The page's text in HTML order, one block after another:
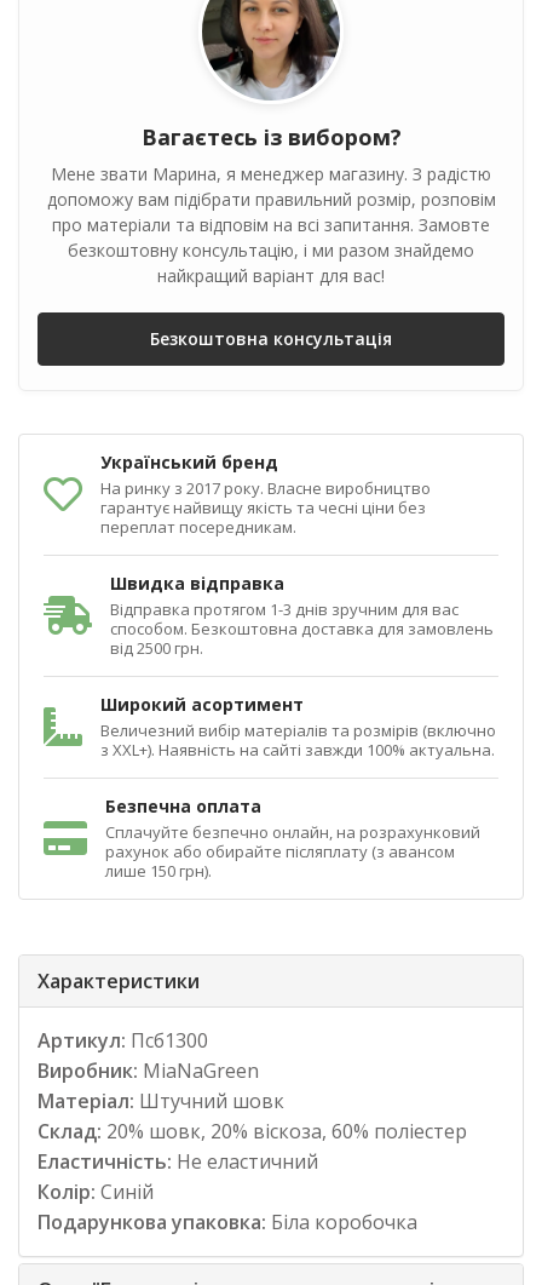
Вагаєтесь із вибором?
Мене звати Марина, я менеджер магазину. З радістю
допоможу вам підібрати правильний розмір, розповім
про матеріали та відповім на всі запитання. Замовте
безкоштовну консультацію, і ми разом знайдемо
найкращий варіант для вас!
Безкоштовна консультація
Український бренд
На ринку з 2017 року. Власне виробництво
гарантує найвищу якість та чесні ціни без
переплат посередникам.
Швидка відправка
Відправка протягом 1-3 днів зручним для вас
способом. Безкоштовна доставка для замовлень
від 2500 грн.
Широкий асортимент
Величезний вибір матеріалів та розмірів (включно
з XXL+). Наявність на сайті завжди 100% актуальна.
Безпечна оплата
Сплачуйте безпечно онлайн, на розрахунковий
рахунок або обирайте післяплату (з авансом
лише 150 грн).
Характеристики
Артикул: Псб1300
Виробник: MiaNaGreen
Матеріал: Штучний шовк
Склад: 20% шовк, 20% віскоза, 60% поліестер
Еластичність: Не еластичний
Колір: Синій
Подарункова упаковка: Біла коробочка